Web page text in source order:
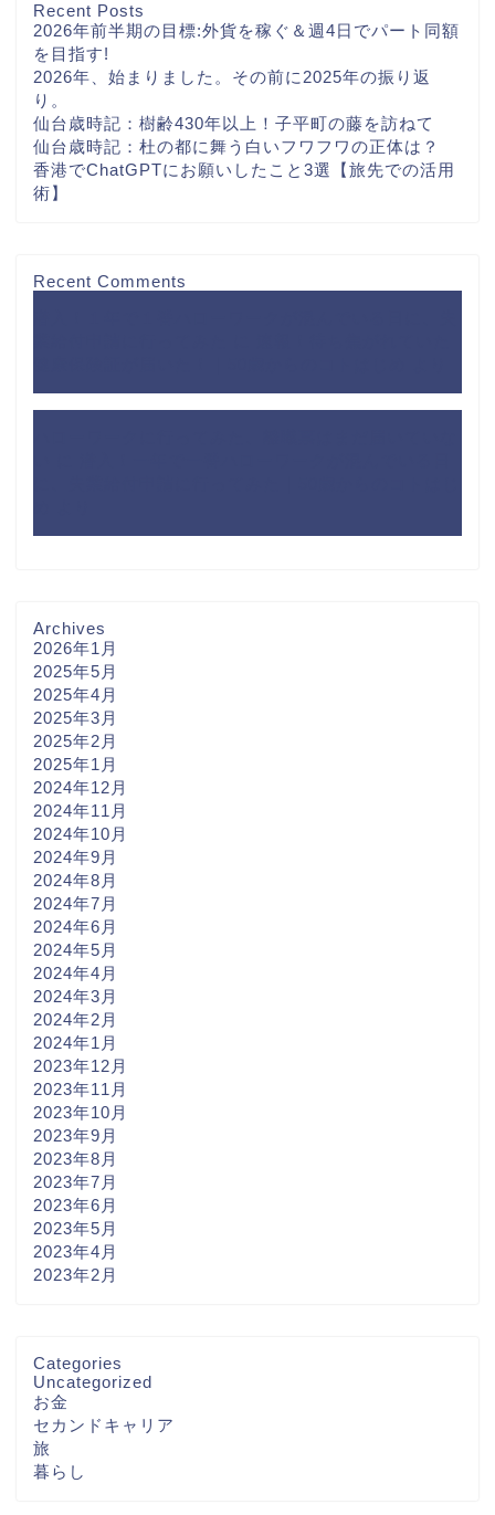
Recent Posts
2026年前半期の目標:外貨を稼ぐ＆週4日でパート同額
を目指す!
2026年、始まりました。その前に2025年の振り返
り。
仙台歳時記：樹齢430年以上！子平町の藤を訪ねて
仙台歳時記：杜の都に舞う白いフワフワの正体は？
香港でChatGPTにお願いしたこと3選【旅先での活用
術】
Recent Comments
Archives
2026年1月
2025年5月
2025年4月
2025年3月
2025年2月
2025年1月
2024年12月
2024年11月
2024年10月
2024年9月
2024年8月
2024年7月
2024年6月
2024年5月
2024年4月
2024年3月
2024年2月
2024年1月
2023年12月
2023年11月
2023年10月
2023年9月
2023年8月
2023年7月
2023年6月
2023年5月
2023年4月
2023年2月
Categories
Uncategorized
お金
セカンドキャリア
旅
暮らし